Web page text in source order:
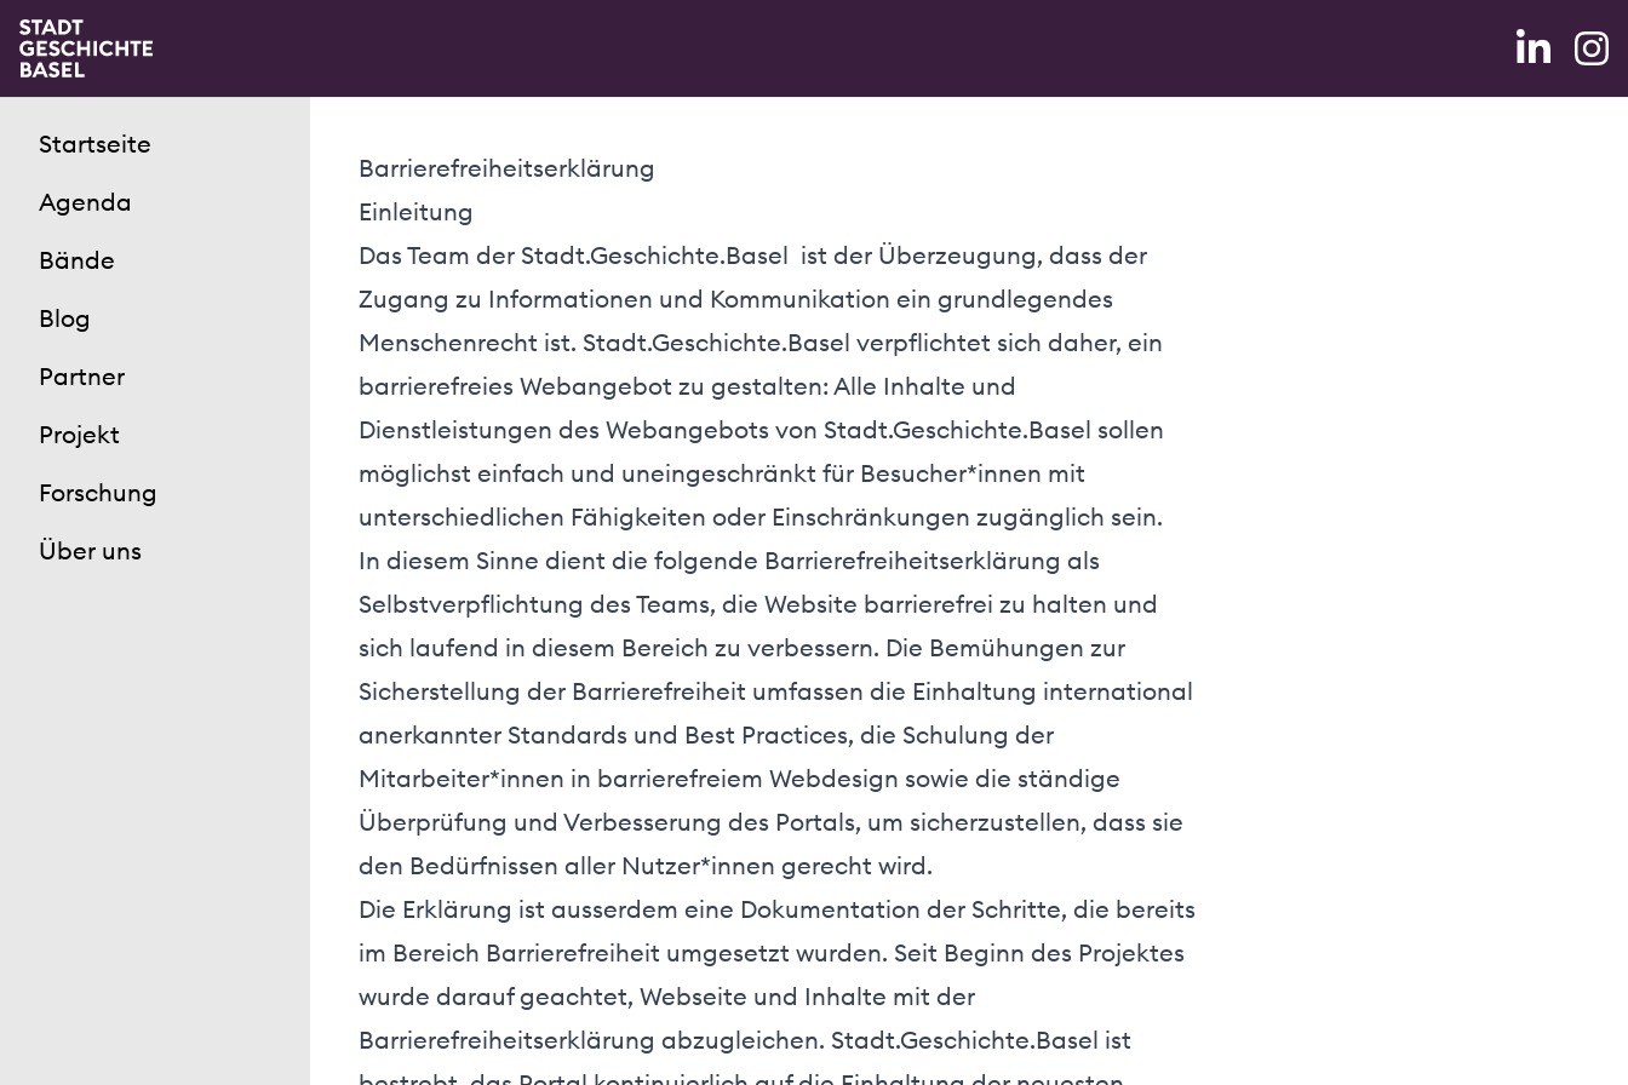
Startseite
Agenda
Bände
Blog
Partner
Projekt
Forschung
Über uns
Barrierefreiheitserklärung
Einleitung
Das Team der Stadt.Geschichte.Basel ist der Überzeugung, dass der
Zugang zu Informationen und Kommunikation ein grundlegendes
Menschenrecht ist. Stadt.Geschichte.Basel verpflichtet sich daher, ein
barrierefreies Webangebot zu gestalten: Alle Inhalte und
Dienstleistungen des Webangebots von Stadt.Geschichte.Basel sollen
möglichst einfach und uneingeschränkt für Besucher*innen mit
unterschiedlichen Fähigkeiten oder Einschränkungen zugänglich sein.
In diesem Sinne dient die folgende Barrierefreiheitserklärung als
Selbstverpflichtung des Teams, die Website barrierefrei zu halten und
sich laufend in diesem Bereich zu verbessern. Die Bemühungen zur
Sicherstellung der Barrierefreiheit umfassen die Einhaltung international
anerkannter Standards und Best Practices, die Schulung der
Mitarbeiter*innen in barrierefreiem Webdesign sowie die ständige
Überprüfung und Verbesserung des Portals, um sicherzustellen, dass sie
den Bedürfnissen aller Nutzer*innen gerecht wird.
Die Erklärung ist ausserdem eine Dokumentation der Schritte, die bereits
im Bereich Barrierefreiheit umgesetzt wurden. Seit Beginn des Projektes
wurde darauf geachtet, Webseite und Inhalte mit der
Barrierefreiheitserklärung abzugleichen. Stadt.Geschichte.Basel ist